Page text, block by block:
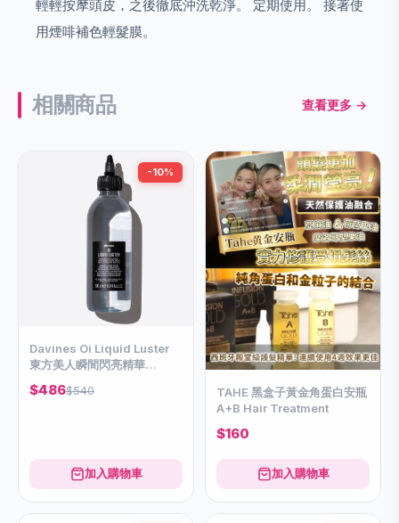
輕輕按摩頭皮，之後徹底沖洗乾淨。 定期使用。 接著使
用煙啡補色輕髮膜。
相關商品 查看更多 →
-10%
Davines Oi Liquid Luster
東方美人瞬間閃亮精華
300ml
$486$540
加入購物車
TAHE 黑盒子黃金角蛋白安瓶
A+B Hair Treatment
$160
加入購物車